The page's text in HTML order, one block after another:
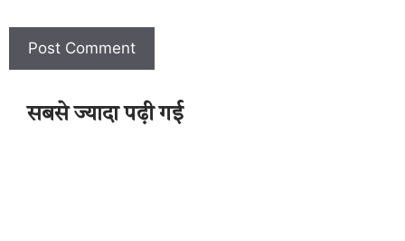
सबसे ज्यादा पढ़ी गई